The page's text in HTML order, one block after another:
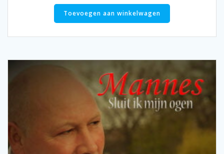
Toevoegen aan winkelwagen